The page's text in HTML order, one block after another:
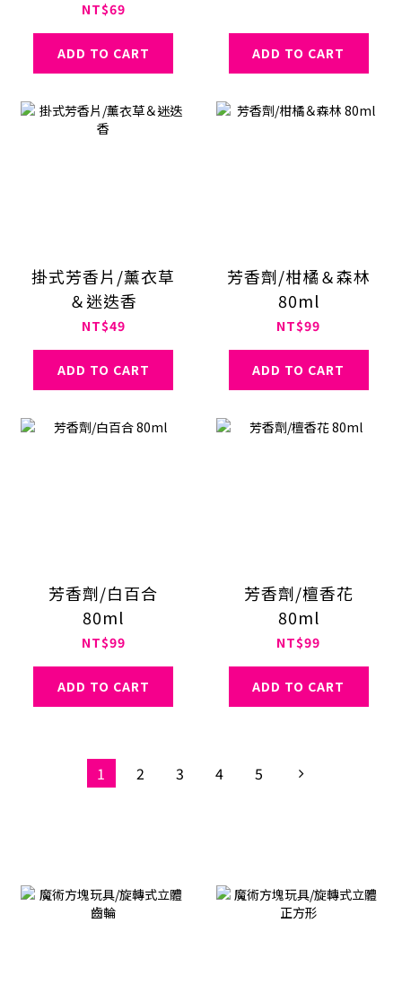
NT$69
ADD TO CART ADD TO CART
掛式芳香片/薰衣草
＆迷迭香
NT$49
ADD TO CART
芳香劑/柑橘＆森林
80ml
NT$99
ADD TO CART
芳香劑/白百合
80ml
NT$99
ADD TO CART
芳香劑/檀香花
80ml
NT$99
ADD TO CART
1 2 3 4 5